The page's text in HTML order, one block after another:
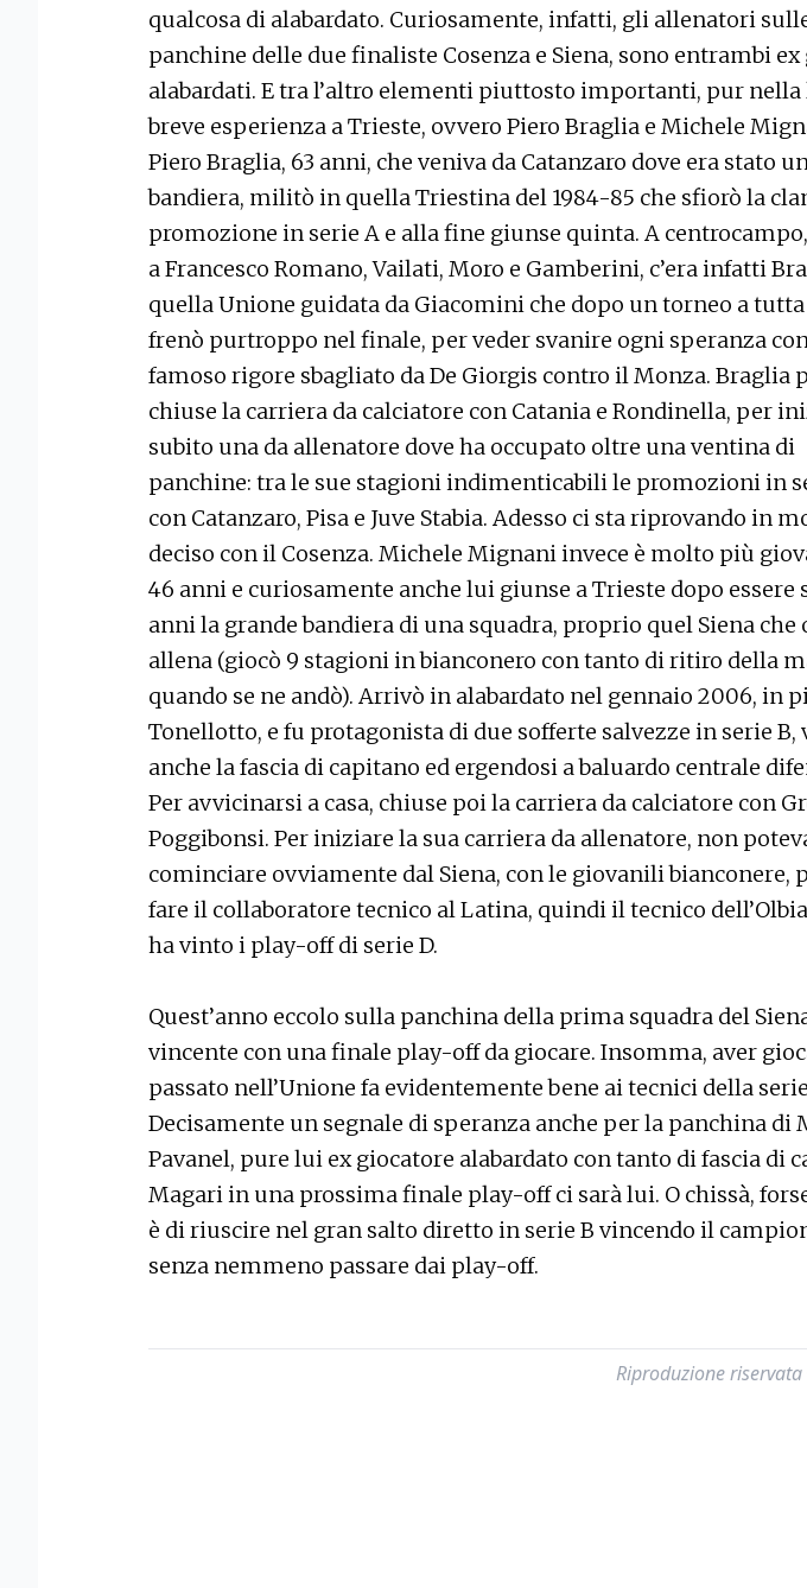
qualcosa di alabardato. Curiosamente, infatti, gli allenatori
panchine delle due finaliste Cosenza e Siena, sono entrambi
alabardati. E tra l’altro elementi piuttosto importanti, pur nella
breve esperienza a Trieste, ovvero Piero Braglia e Michele
Piero Braglia, 63 anni, che veniva da Catanzaro dove era stato
bandiera, militò in quella Triestina del 1984-85 che sfiorò la
promozione in serie A e alla fine giunse quinta. A
a Francesco Romano, Vailati, Moro e Gamberini, c’era infatti
quella Unione guidata da Giacomini che dopo un torneo a
frenò purtroppo nel finale, per veder svanire ogni speranza
famoso rigore sbagliato da De Giorgis contro il Monza. Braglia
chiuse la carriera da calciatore con Catania e Rondinella, per
subito una da allenatore dove ha occupato oltre una ventina di
panchine: tra le sue stagioni indimenticabili le promozioni in
con Catanzaro, Pisa e Juve Stabia. Adesso ci sta riprovando in
deciso con il Cosenza. Michele Mignani invece è molto più
46 anni e curiosamente anche lui giunse a Trieste dopo essere
anni la grande bandiera di una squadra, proprio quel Siena che
allena (giocò 9 stagioni in bianconero con tanto di ritiro della
quando se ne andò). Arrivò in alabardato nel gennaio 2006, in
Tonellotto, e fu protagonista di due sofferte salvezze in serie B,
anche la fascia di capitano ed ergendosi a baluardo centrale
Per avvicinarsi a casa, chiuse poi la carriera da calciatore con
Poggibonsi. Per iniziare la sua carriera da allenatore, non
cominciare ovviamente dal Siena, con le giovanili bianconere,
fare il collaboratore tecnico al Latina, quindi il tecnico
ha vinto i play-off di serie D.
Quest’anno eccolo sulla panchina della prima squadra del
vincente con una finale play-off da giocare. Insomma, aver
passato nell’Unione fa evidentemente bene ai tecnici della
Decisamente un segnale di speranza anche per la panchina di
Pavanel, pure lui ex giocatore alabardato con tanto di fascia di
Magari in una prossima finale play-off ci sarà lui. O chissà,
è di riuscire nel gran salto diretto in serie B vincendo il
senza nemmeno passare dai play-off.
Riproduzione